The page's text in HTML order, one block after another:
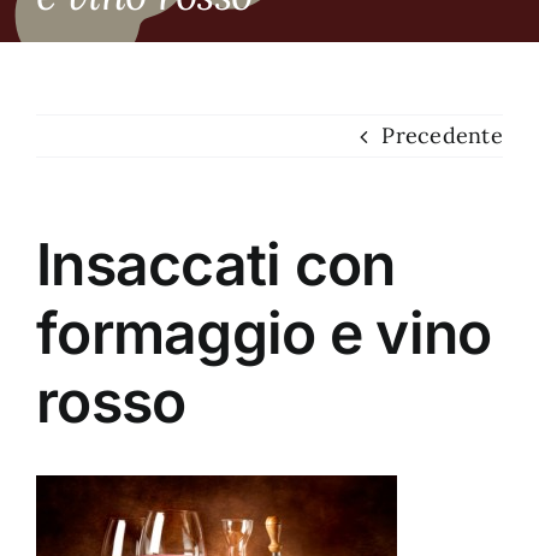
Dove siamo
Precedente
Insaccati con
formaggio e vino
rosso